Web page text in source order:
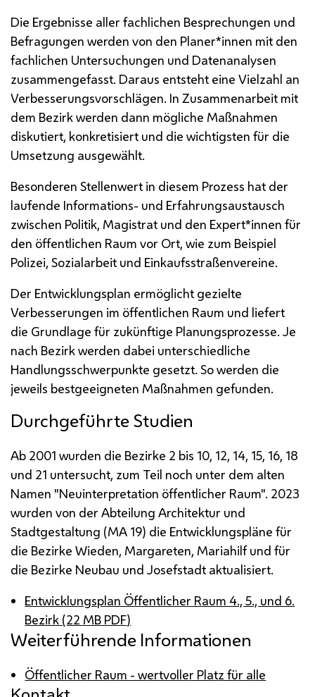
Die Ergebnisse aller fachlichen Besprechungen und
Befragungen werden von den Planer*innen mit den
fachlichen Untersuchungen und Datenanalysen
zusammengefasst. Daraus entsteht eine Vielzahl an
Verbesserungsvorschlägen. In Zusammenarbeit mit
dem Bezirk werden dann mögliche Maßnahmen
diskutiert, konkretisiert und die wichtigsten für die
Umsetzung ausgewählt.
Besonderen Stellenwert in diesem Prozess hat der
laufende Informations- und Erfahrungsaustausch
zwischen Politik, Magistrat und den Expert*innen für
den öffentlichen Raum vor Ort, wie zum Beispiel
Polizei, Sozialarbeit und Einkaufsstraßenvereine.
Der Entwicklungsplan ermöglicht gezielte
Verbesserungen im öffentlichen Raum und liefert
die Grundlage für zukünftige Planungsprozesse. Je
nach Bezirk werden dabei unterschiedliche
Handlungsschwerpunkte gesetzt. So werden die
jeweils bestgeeigneten Maßnahmen gefunden.
Durchgeführte Studien
Ab 2001 wurden die Bezirke 2 bis 10, 12, 14, 15, 16, 18
und 21 untersucht, zum Teil noch unter dem alten
Namen "Neuinterpretation öffentlicher Raum". 2023
wurden von der Abteilung Architektur und
Stadtgestaltung (MA 19) die Entwicklungspläne für
die Bezirke Wieden, Margareten, Mariahilf und für
die Bezirke Neubau und Josefstadt aktualisiert.
Entwicklungsplan Öffentlicher Raum 4., 5., und 6.
Bezirk (22 MB PDF)
Weiterführende Informationen
Öffentlicher Raum - wertvoller Platz für alle